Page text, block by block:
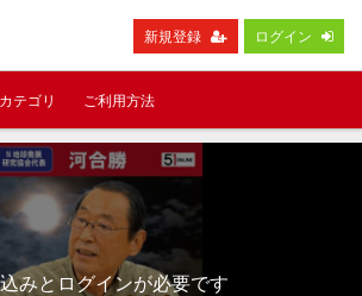
新規登録 ログイン
カテゴリ ご利用方法
みとログインが必要です